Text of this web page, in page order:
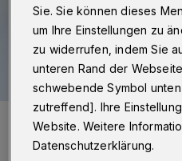
Geschäftsführerin Dr. Ariane
Spathmann freuen sich sehr mit
dem der Rat der Stadt Wuppertal
hat.
Sie. Sie können dieses
um Ihre Einstellungen zu
zu widerrufen, indem Sie
unteren Rand der
schwebende Symbol
zutreffend]. Ihre
Website. Weitere
Datenschutzerklärung.